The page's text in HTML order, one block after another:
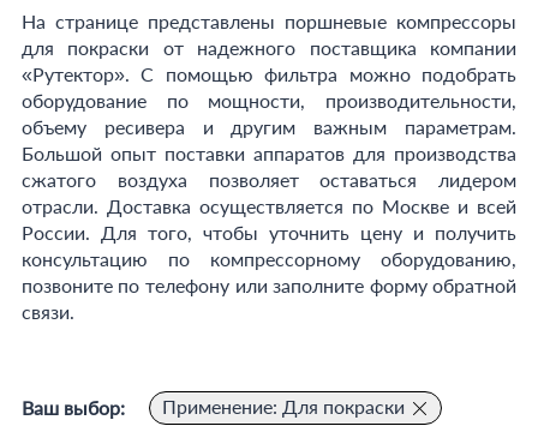
На странице представлены поршневые компрессоры
для покраски от надежного поставщика компании
«Рутектор». С помощью фильтра можно подобрать
оборудование по мощности, производительности,
объему ресивера и другим важным параметрам.
Большой опыт поставки аппаратов для производства
сжатого воздуха позволяет оставаться лидером
отрасли. Доставка осуществляется по Москве и всей
России. Для того, чтобы уточнить цену и получить
консультацию по компрессорному оборудованию,
позвоните по телефону или заполните форму обратной
связи.
Ваш выбор: Применение: Для покраски